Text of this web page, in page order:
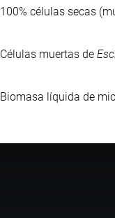
100% células secas
Células muertas de
Biomasa líquida de